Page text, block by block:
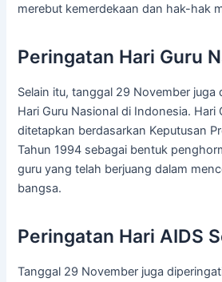
merebut kemerdekaan dan hak-hak
Peringatan Hari Guru
Selain itu, tanggal 29 November juga
Hari Guru Nasional di Indonesia. Hari
ditetapkan berdasarkan Keputusan
Tahun 1994 sebagai bentuk
guru yang telah berjuang dalam
bangsa.
Peringatan Hari AIDS
Tanggal 29 November juga